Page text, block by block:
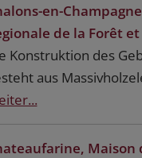
en-
de la Forêt
Konstruktion des
aus
Maison